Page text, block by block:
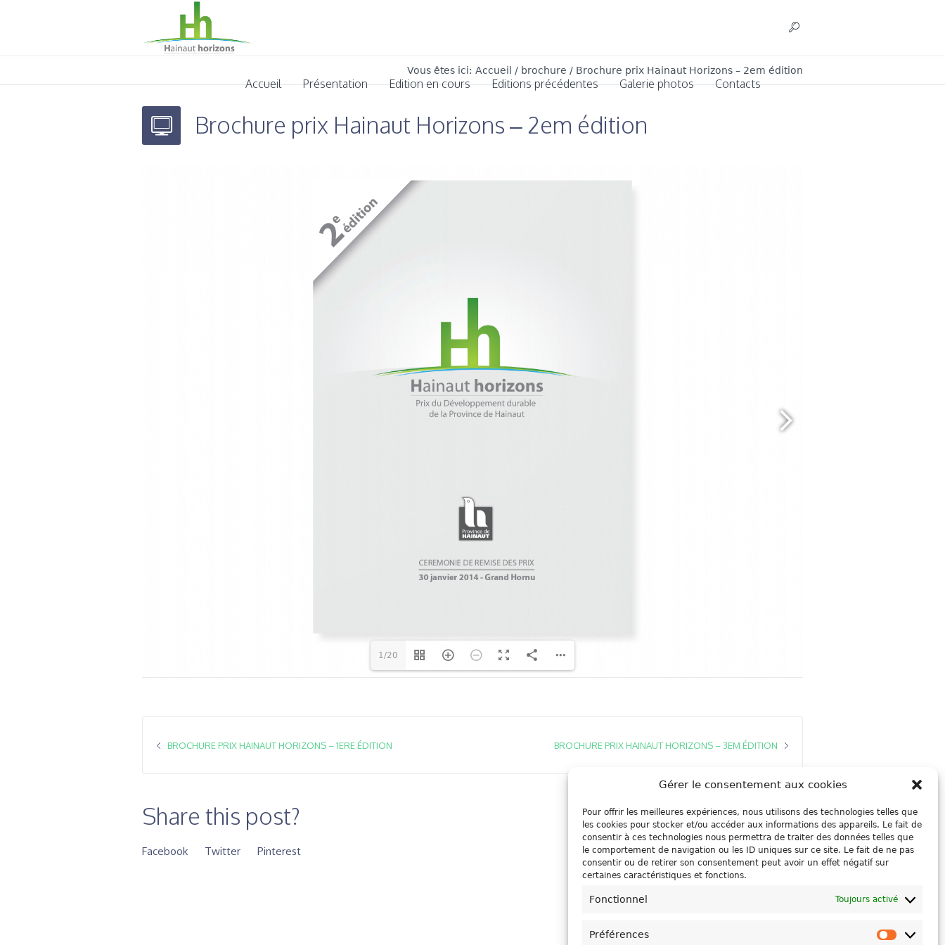
Gérer le consentement aux cookies
Pour offrir les meilleures expériences, nous utilisons des technologies telles que
les cookies pour stocker et/ou accéder aux informations des appareils. Le fait de
consentir à ces technologies nous permettra de traiter des données telles que
le comportement de navigation ou les ID uniques sur ce site. Le fait de ne pas
consentir ou de retirer son consentement peut avoir un effet négatif sur
certaines caractéristiques et fonctions.
Fonctionnel Toujours activé
Préférences
Accueil Présentation Edition en cours Editions précédentes Galerie photos Contacts
Vous êtes ici: Accueil / brochure / Brochure prix Hainaut Horizons – 2em édition
Brochure prix Hainaut Horizons – 2em édition
1/20
BROCHURE PRIX HAINAUT HORIZONS – 3EM ÉDITION
BROCHURE PRIX HAINAUT HORIZONS – 1ERE ÉDITION
Share this post?
Facebook Twitter Pinterest